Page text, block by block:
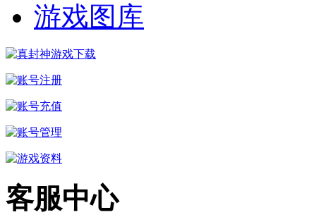
游戏图库
客服中心